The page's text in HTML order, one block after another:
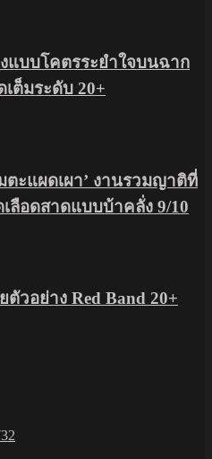
แบบโคตรระยำใจบนฉาก
ต็มระดับ 20+
ตะแผดเผา’ งานรวมญาติที่
ลือดสาดแบบบ้าคลั่ง 9/10
วอย่าง Red Band 20+